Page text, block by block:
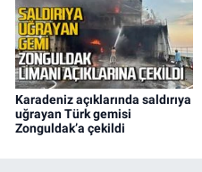
Karadeniz açıklarında saldırıya
uğrayan Türk gemisi
Zonguldak’a çekildi